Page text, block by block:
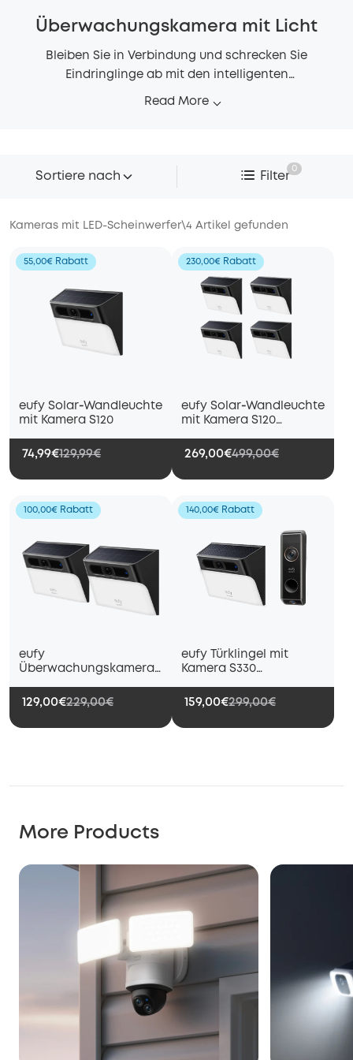
Überwachungskamera mit Licht
Bleiben Sie in Verbindung und schrecken Sie
Eindringlinge ab mit den intelligenten
Read More
Filter
0
Sortiere nach
Kameras mit LED-Scheinwerfer\4 Artikel gefunden
55,00€ Rabatt
eufy Solar‑Wandleuchte
mit Kamera S120
74,99€129,99€
230,00€ Rabatt
eufy Solar‑Wandleuchte
mit Kamera S120
269,00€499,00€
100,00€ Rabatt
eufy
Überwachungskamera
(2er‑Pack)
129,00€229,00€
140,00€ Rabatt
eufy Türklingel mit
Kamera S330
Chime) und
Kamera S120
159,00€299,00€
More Products